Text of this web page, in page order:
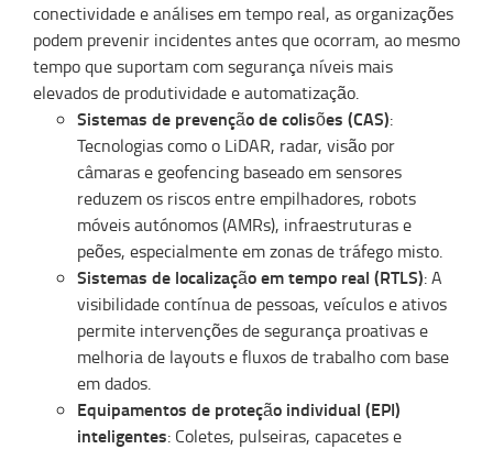
conectividade e análises em tempo real, as organizações
podem prevenir incidentes antes que ocorram, ao mesmo
tempo que suportam com segurança níveis mais
elevados de produtividade e automatização.
Sistemas de prevenção de colisões (CAS):
Tecnologias como o LiDAR, radar, visão por
câmaras e geofencing baseado em sensores
reduzem os riscos entre empilhadores, robots
móveis autónomos (AMRs), infraestruturas e
peões, especialmente em zonas de tráfego misto.
Sistemas de localização em tempo real (RTLS): A
visibilidade contínua de pessoas, veículos e ativos
permite intervenções de segurança proativas e
melhoria de layouts e fluxos de trabalho com base
em dados.
Equipamentos de proteção individual (EPI)
inteligentes: Coletes, pulseiras, capacetes e